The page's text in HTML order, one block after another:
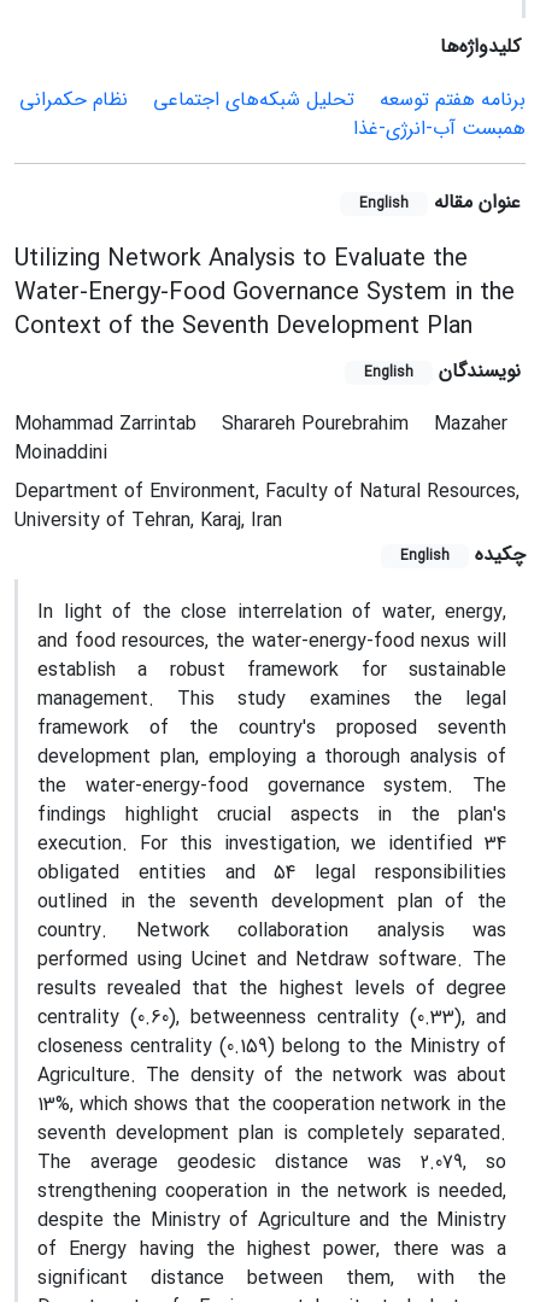
کلیدواژه‌ها
برنامه هفتم توسعه
تحلیل شبکه‌های اجتماعی
نظام حکمرانی
همبست آب-انرژی-غذا
عنوان مقاله English
Utilizing Network Analysis to Evaluate the
Water-Energy-Food Governance System in the
Context of the Seventh Development Plan
نویسندگان English
Mohammad Zarrintab Sharareh Pourebrahim
Mazaher
Moinaddini
Department of Environment, Faculty of Natural Resources,
University of Tehran, Karaj, Iran
چکیده
English
In light of the close interrelation of water, energy,
and food resources, the water-energy-food nexus will
establish a robust framework for sustainable
management. This study examines the legal
framework of the country's proposed seventh
development plan, employing a thorough analysis of
the water-energy-food governance system. The
findings highlight crucial aspects in the plan's
execution. For this investigation, we identified 34
obligated entities and 54 legal responsibilities
outlined in the seventh development plan of the
country. Network collaboration analysis was
performed using Ucinet and Netdraw software. The
results revealed that the highest levels of degree
centrality (0.60), betweenness centrality (0.33), and
closeness centrality (0.159) belong to the Ministry of
Agriculture. The density of the network was about
13%, which shows that the cooperation network in the
seventh development plan is completely separated.
The average geodesic distance was 2.079, so
strengthening cooperation in the network is needed,
despite the Ministry of Agriculture and the Ministry
of Energy having the highest power, there was a
significant distance between them, with the